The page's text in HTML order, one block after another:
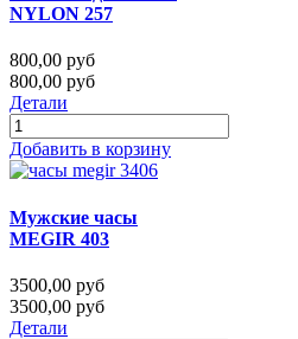
NYLON 257
800,00 руб
800,00 руб
Детали
Добавить в корзину
Мужские часы
MEGIR 403
3500,00 руб
3500,00 руб
Детали